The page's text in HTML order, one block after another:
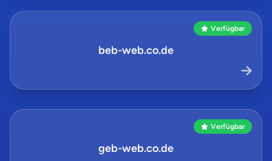
Verfügbar
beb-web.co.de
Verfügbar
geb-web.co.de